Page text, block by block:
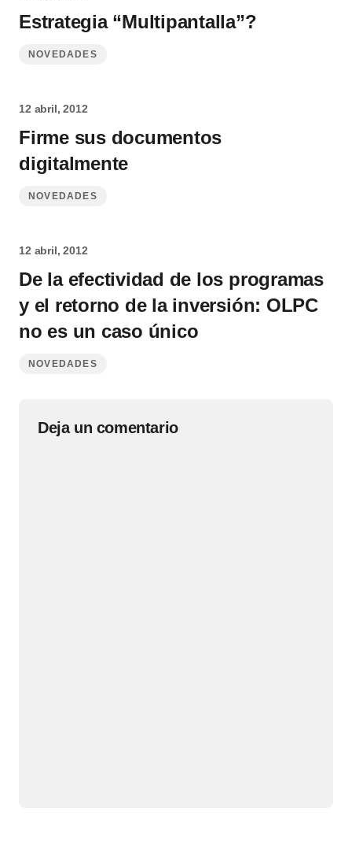
Estrategia “Multipantalla”?
NOVEDADES
12 abril, 2012
Firme sus documentos
digitalmente
NOVEDADES
12 abril, 2012
De la efectividad de los programas
y el retorno de la inversión: OLPC
no es un caso único
NOVEDADES
Deja un comentario